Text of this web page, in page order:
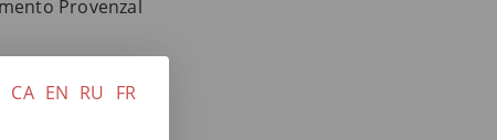
Provenzal
CA EN RU FR